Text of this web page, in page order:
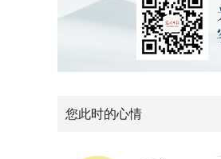
您此时的心情